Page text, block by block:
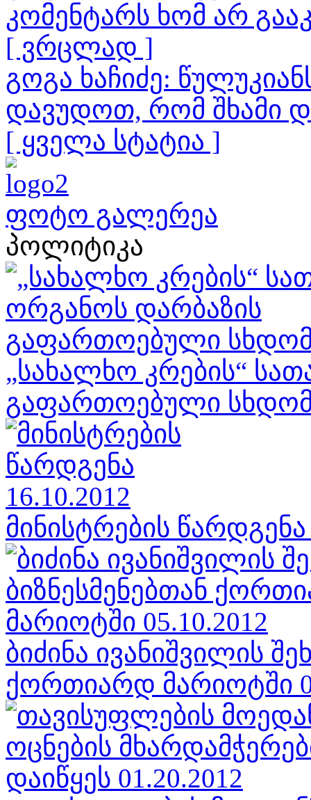
კომენტარს ხომ არ
[ ვრცლად ]
გოგა ხაჩიძე:
დავუდოთ, რომ შხამი
[ ყველა სტატია ]
ფოტო გალერეა
პოლიტიკა
„სახალხო კრების“
გაფართოებული
მინისტრების წარდგენა
ბიძინა ივანიშვილის
ქორთიარდ მარიოტში